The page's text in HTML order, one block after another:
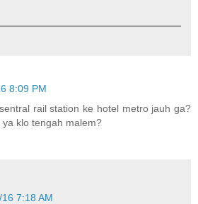
8:09 PM
rail station ke hotel metro jauh ga?
klo tengah malem?
7:18 AM